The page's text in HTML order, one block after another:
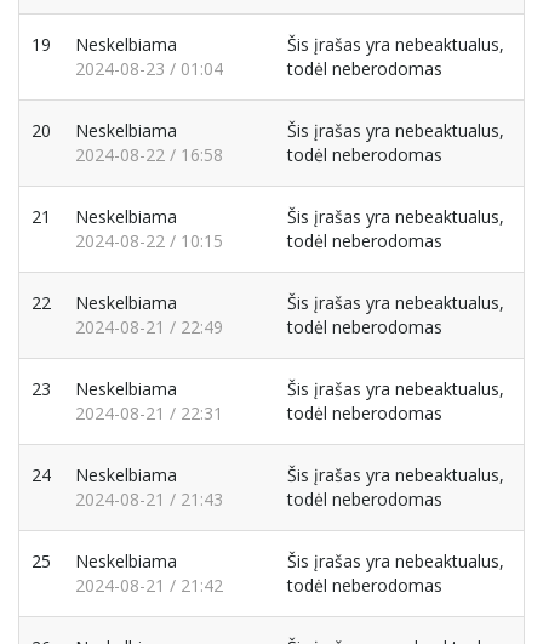
19
Neskelbiama
2024-08-23 / 01:04
Šis įrašas yra nebeaktualus,
todėl neberodomas
20
Neskelbiama
2024-08-22 / 16:58
Šis įrašas yra nebeaktualus,
todėl neberodomas
21
Neskelbiama
2024-08-22 / 10:15
Šis įrašas yra nebeaktualus,
todėl neberodomas
22
Neskelbiama
2024-08-21 / 22:49
Šis įrašas yra nebeaktualus,
todėl neberodomas
23
Neskelbiama
2024-08-21 / 22:31
Šis įrašas yra nebeaktualus,
todėl neberodomas
24
Neskelbiama
2024-08-21 / 21:43
Šis įrašas yra nebeaktualus,
todėl neberodomas
25
Neskelbiama
2024-08-21 / 21:42
Šis įrašas yra nebeaktualus,
todėl neberodomas